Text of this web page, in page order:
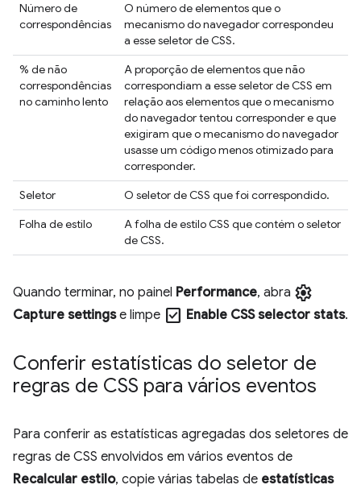
Número de
correspondências
O número de elementos que o
mecanismo do navegador correspondeu
a esse seletor de CSS.
% de não
correspondências
no caminho lento
A proporção de elementos que não
correspondiam a esse seletor de CSS em
relação aos elementos que o mecanismo
do navegador tentou corresponder e que
exigiram que o mecanismo do navegador
usasse um código menos otimizado para
corresponder.
Seletor
O seletor de CSS que foi correspondido.
Folha de estilo
A folha de estilo CSS que contém o seletor
de CSS.
Quando terminar, no painel Performance, abra settings
Capture settingse limpe check_box Enable CSS selector stats.
Conferir estatísticas do seletor de
regras de CSS para vários eventos
Para conferir as estatísticas agregadas dos seletores de
regras de CSS envolvidos em vários eventos de
Recalcular estilo, copie várias tabelas de estatísticas